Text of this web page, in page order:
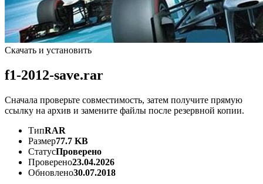
Скачать и установить
f1-2012-save.rar
Сначала проверьте совместимость, затем получите прямую
ссылку на архив и замените файлы после резервной копии.
ТипRAR
Размер77.7 KB
СтатусПроверено
Проверено23.04.2026
Обновлено30.07.2018